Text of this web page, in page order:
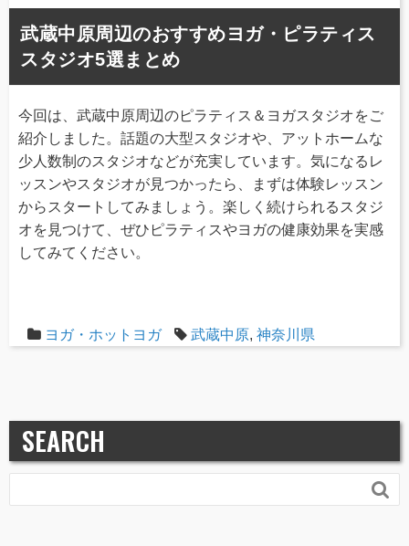
武蔵中原周辺のおすすめヨガ・ピラティス
スタジオ5選まとめ
今回は、武蔵中原周辺のピラティス＆ヨガスタジオをご
紹介しました。話題の大型スタジオや、アットホームな
少人数制のスタジオなどが充実しています。気になるレ
ッスンやスタジオが見つかったら、まずは体験レッスン
からスタートしてみましょう。楽しく続けられるスタジ
オを見つけて、ぜひピラティスやヨガの健康効果を実感
してみてください。
ヨガ・ホットヨガ 武蔵中原, 神奈川県
SEARCH
